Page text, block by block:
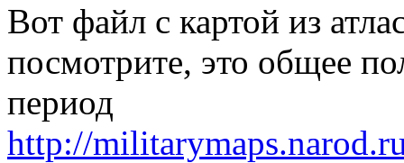
Вот файл с картой из
посмотрите, это общее
период
http://